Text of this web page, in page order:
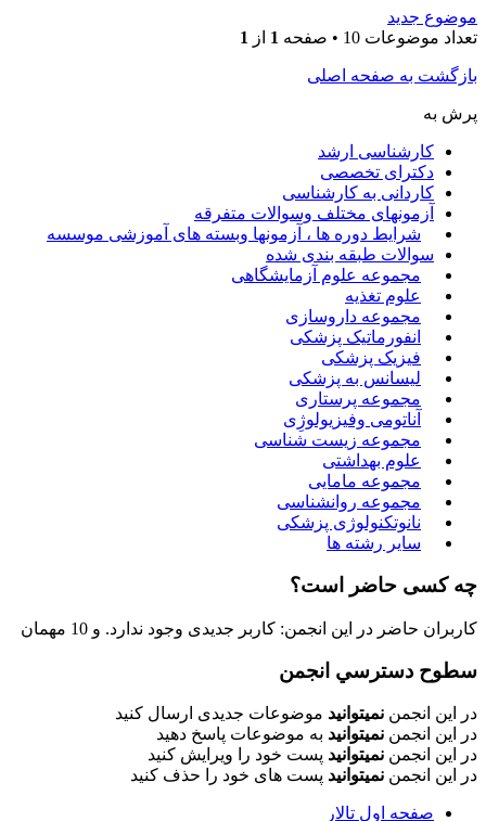
موضوع جدید
تعداد موضوعات 10 • صفحه
1 از 1
بازگشت به صفحه اصلی
پرش به
کارشناسی ارشد
دکترای تخصصی
کاردانی به کارشناسی
آزمونهای مختلف وسوالات متفرقه
شرایط دوره ها ، آزمونها وبسته های آموزشی موسسه
سوالات طبقه بندی شده
مجموعه علوم آزمایشگاهی
علوم تغذیه
مجموعه داروسازی
انفورماتیک پزشکی
فیزیک پزشکی
لیسانس به پزشکی
مجموعه پرستاری
آناتومی وفیزیولوژِی
مجموعه زیست شناسی
علوم بهداشتی
مجموعه مامایی
مجموعه روانشناسی
نانوتکنولوژی پزشکی
سایر رشته ها
چه کسی حاضر است؟
کاربران حاضر در این انجمن: کاربر جدیدی وجود ندارد. و 10 مهمان
سطوح دسترسي انجمن
در این انجمن نمیتوانید موضوعات جدیدی ارسال کنید
در این انجمن نمیتوانید به موضوعات پاسخ دهید
در این انجمن نمیتوانید پست خود را ویرایش کنید
در این انجمن نمیتوانید پست های خود را حذف کنید
صفحه اول تالار